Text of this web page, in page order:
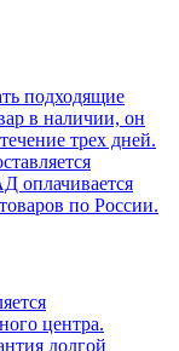
подходящие
в наличии, он
трех дней.
оплачивается
по России.
центра.
долгой